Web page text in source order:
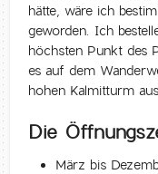
hätte, wäre ich
geworden. Ich
höchsten Punkt des
es auf dem
hohen Kalmitturm
Die
März bis